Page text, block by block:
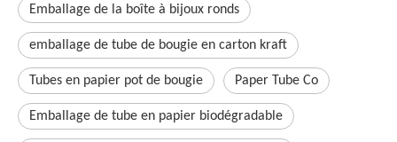
Emballage de la boîte à bijoux ronds
emballage de tube de bougie en carton kraft
Tubes en papier pot de bougie Paper Tube Co
Emballage de tube en papier biodégradable